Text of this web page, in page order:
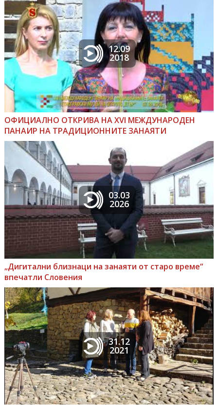
12.09
2018
ОФИЦИАЛНО ОТКРИВА НА ХVІ МЕЖДУНАРОДЕН
ПАНАИР НА ТРАДИЦИОННИТЕ ЗАНАЯТИ
03.03
2026
„Дигитални близнаци на занаяти от старо време“
впечатли Словения
31.12
2021